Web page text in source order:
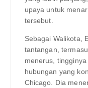
upaya untuk
tersebut.
Sebagai Walikota,
tantangan,
menerus,
hubungan yang
Chicago. Dia